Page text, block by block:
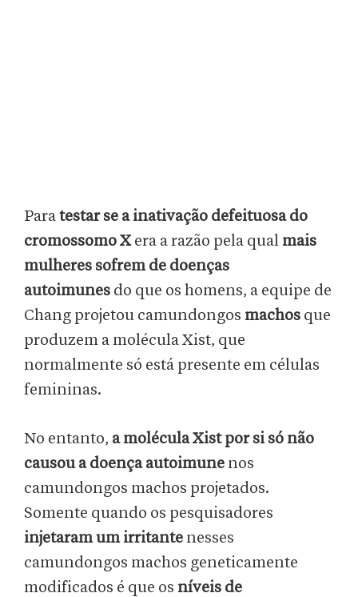
Paratestar se a inativação defeituosa do
cromossomo Xera a razão pela qual mais
mulheres sofrem de doenças
autoimunes do que os homens, a equipe de
Chang projetou camundongos machos que
produzem a molécula Xist, que
normalmente só está presente em células
femininas.
No entanto, a molécula Xist por si só não
causou a doença autoimune nos
camundongos machos projetados.
Somente quando os pesquisadores
injetaram um irritante nesses
camundongos machos geneticamente
modificados é que os níveis de